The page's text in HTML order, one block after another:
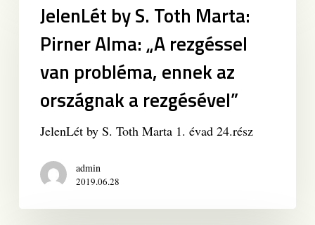
Pirner
Alma:
rezgéssel
probléma,
ennek
JelenLét by S. Toth Marta:
Pirner Alma: „A rezgéssel
van probléma, ennek az
országnak a rezgésével”
JelenLét by S. Toth Marta 1. évad 24.rész
admin
2019.06.28